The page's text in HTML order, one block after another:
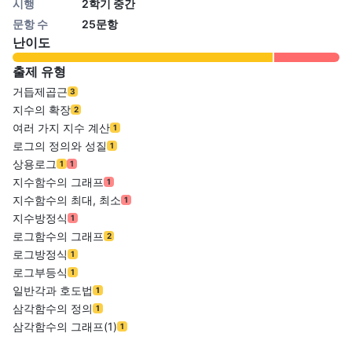
시행
2학기 중간
문항 수
25문항
난이도
출제 유형
거듭제곱근 3
지수의 확장 2
여러 가지 지수 계산 1
로그의 정의와 성질 1
상용로그 1 1
지수함수의 그래프 1
지수함수의 최대, 최소 1
지수방정식 1
로그함수의 그래프 2
로그방정식 1
로그부등식 1
일반각과 호도법 1
삼각함수의 정의 1
삼각함수의 그래프(1) 1